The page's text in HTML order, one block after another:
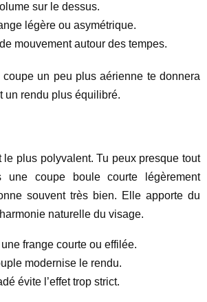
sur le dessus.
légère ou asymétrique.
mouvement autour des tempes.
coupe un peu plus aérienne te donnera
un rendu plus équilibré.
le plus polyvalent. Tu peux presque tout
une coupe boule courte légèrement
souvent très bien. Elle apporte du
naturelle du visage.
frange courte ou effilée.
modernise le rendu.
évite l’effet trop strict.